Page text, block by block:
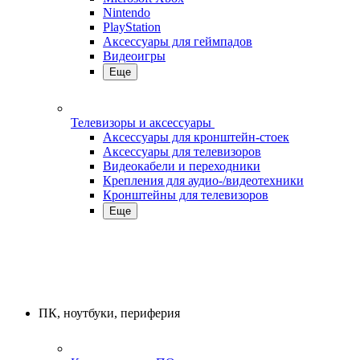
Nintendo
PlayStation
Аксессуары для геймпадов
Видеоигры
Еще
Телевизоры и аксессуары
Аксессуары для кронштейн-стоек
Аксессуары для телевизоров
Видеокабели и переходники
Крепления для аудио-/видеотехники
Кронштейны для телевизоров
Еще
ПК, ноутбуки, периферия